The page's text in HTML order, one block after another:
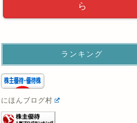
ら
ランキング
にほんブログ村